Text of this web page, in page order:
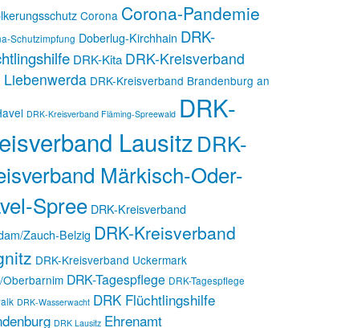
Corona Corona-Pandemie
Schutzimpfung Doberlug-Kirchhain DRK-
DRK-Kita DRK-Kreisverband
Liebenwerda DRK-Kreisverband Brandenburg an
DRK-Kreisverband Fläming-Spreewald DRK-
LausitzDRK-
Märkisch-Oder-
Spree DRK-Kreisverband
Zauch-Belzig DRK-Kreisverband
DRK-Kreisverband Uckermark
Oberbarnim DRK-Tagespflege DRK-Tagespflege
DRK-Wasserwacht DRK Flüchtlingshilfe
DRK Lausitz Ehrenamt